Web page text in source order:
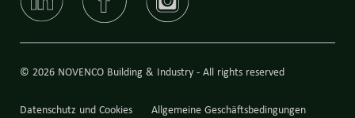
© 2026 NOVENCO Building & Industry - All rights reserved
Datenschutz und Cookies
Allgemeine Geschäftsbedingungen